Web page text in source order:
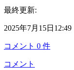
最終更新:
2025年7月15日12:49
コメント 0 件
コメント